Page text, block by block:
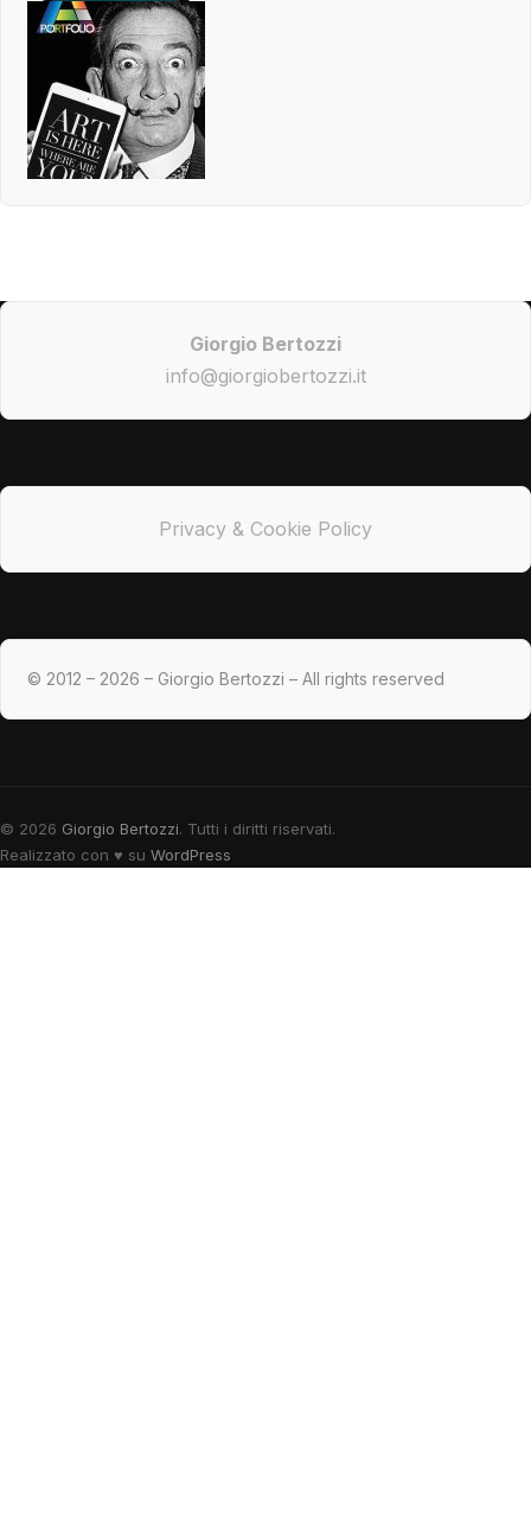
Giorgio Bertozzi
info@giorgiobertozzi.it
Privacy & Cookie Policy
© 2012 – 2026 – Giorgio Bertozzi – All rights reserved
© 2026 Giorgio Bertozzi. Tutti i diritti riservati.
Realizzato con ♥ su WordPress